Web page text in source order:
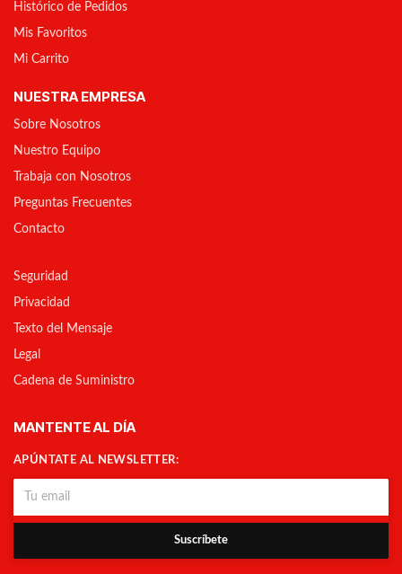
Histórico de Pedidos
Mis Favoritos
Mi Carrito
NUESTRA EMPRESA
Sobre Nosotros
Nuestro Equipo
Trabaja con Nosotros
Preguntas Frecuentes
Contacto
Seguridad
Privacidad
Texto del Mensaje
Legal
Cadena de Suministro
MANTENTE AL DÍA
APÚNTATE AL NEWSLETTER:
Suscríbete